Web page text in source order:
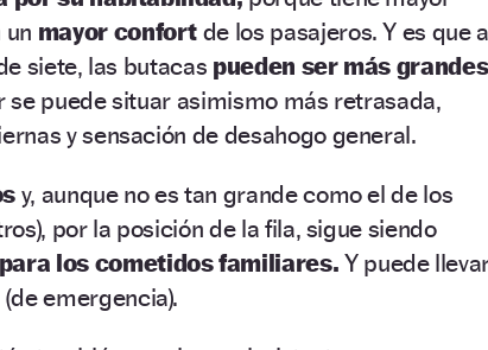
mayor confort de los pasajeros. Y es que
siete, las butacas pueden ser más grandes
se puede situar asimismo más retrasada,
y sensación de desahogo general.
y, aunque no es tan grande como el de los
por la posición de la fila, sigue siendo
los cometidos familiares. Y puede
emergencia).